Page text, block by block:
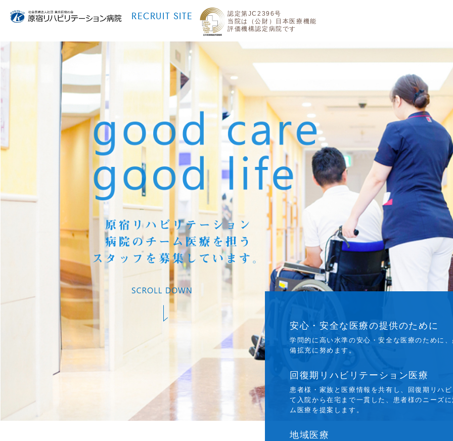
RECRUIT SITE
認定第JC2396号
当院は（公財）日本医療機能
評価機構認定病院です
安心・安全な医療の提供のために
学問的に高い水準の安心・安全な医療のために
備拡充に努めます。
回復期リハビリテーション医療
患者様・家族と医療情報を共有し、回復期リハ
て入院から在宅まで一貫した、患者様のニーズ
ム医療を提案します。
地域医療